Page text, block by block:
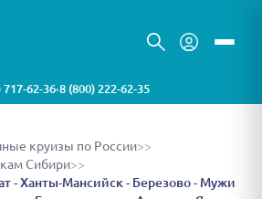
717-62-36•8 (800) 222-62-35
круизы по России>>
Сибири>>
- Ханты-Мансийск - Березово - Мужи